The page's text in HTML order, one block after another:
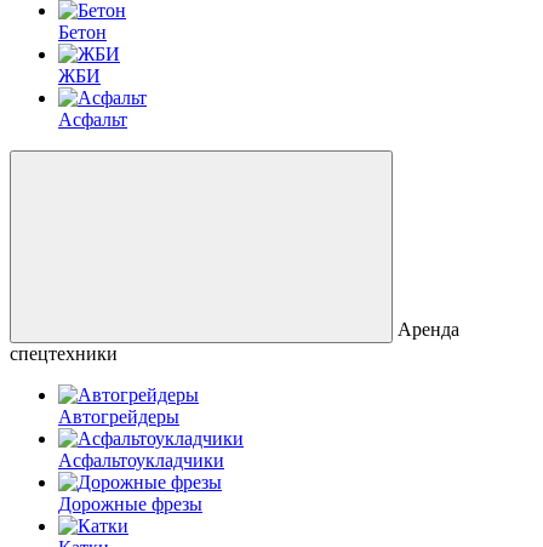
Бетон
ЖБИ
Асфальт
Аренда
спецтехники
Автогрейдеры
Асфальто­укладчики
Дорожные фрезы